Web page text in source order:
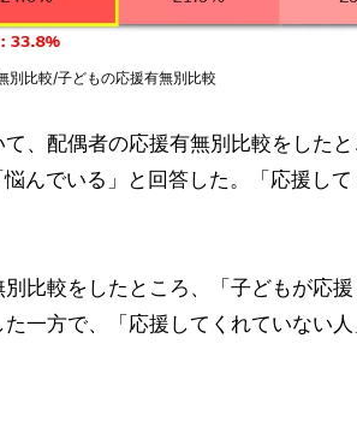
別比較/子どもの応援有無別比較
、配偶者の応援有無別比較をした
んでいる」と回答した。「応援し
比較をしたところ、「子どもが応
一方で、「応援してくれていない人